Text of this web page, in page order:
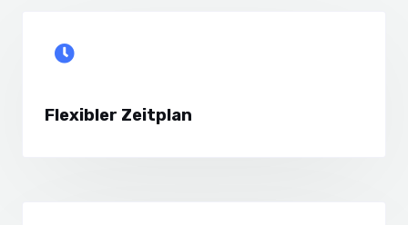
Flexibler Zeitplan